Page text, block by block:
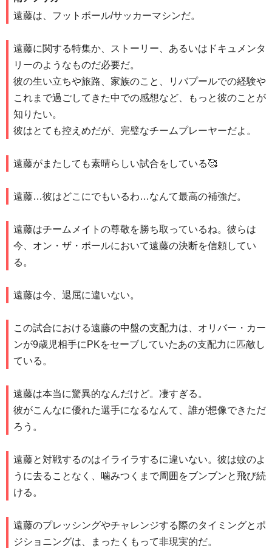
遠藤は、フットボール/サッカーマシンだ。
遠藤に関する特集か、ストーリー、あるいはドキュメンタ
リーのようなものだ必要だ。
彼の生い立ちや旅路、家族のこと、リバプールでの経験や
これまで過ごしてきた中での感想など、もっと彼のことが
知りたい。
彼はとても控えめだが、完璧なチームプレーヤーだよ。
遠藤がまたしても素晴らしい試合をしている🥰
遠藤…彼はどこにでもいるわ…なんて最高の補強だ。
遠藤はチームメイトの尊敬を勝ち取っているね。彼らは
今、オン・ザ・ボールにおいて遠藤の決断を信頼してい
る。
遠藤は今、退屈に違いない。
この試合における遠藤の中盤の支配力は、オリバー・カー
ンが9歳児相手にPKをセーブしていたあの支配力に匹敵し
ている。
遠藤は本当に驚異的なんだけど。凄すぎる。
彼がこんなに優れた選手になるなんて、誰が想像できただ
ろう。
遠藤と対戦するのはイライラするに違いない。彼は蚊のよ
うに去ることなく、噛みつくまで周囲をブンブンと飛び続
ける。
遠藤のプレッシングやチャレンジする際のタイミングとポ
ジショニングは、まったくもって非現実的だ。